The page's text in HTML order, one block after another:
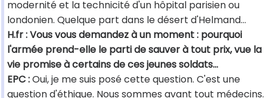
modernité et la technicité d'un hôpital parisien ou
londonien. Quelque part dans le désert d'Helmand…
H.fr : Vous vous demandez à un moment : pourquoi
l'armée prend-elle le parti de sauver à tout prix, vue la
vie promise à certains de ces jeunes soldats…
EPC :Oui, je me suis posé cette question. C'est une
question d'éthique. Nous sommes avant tout médecins.